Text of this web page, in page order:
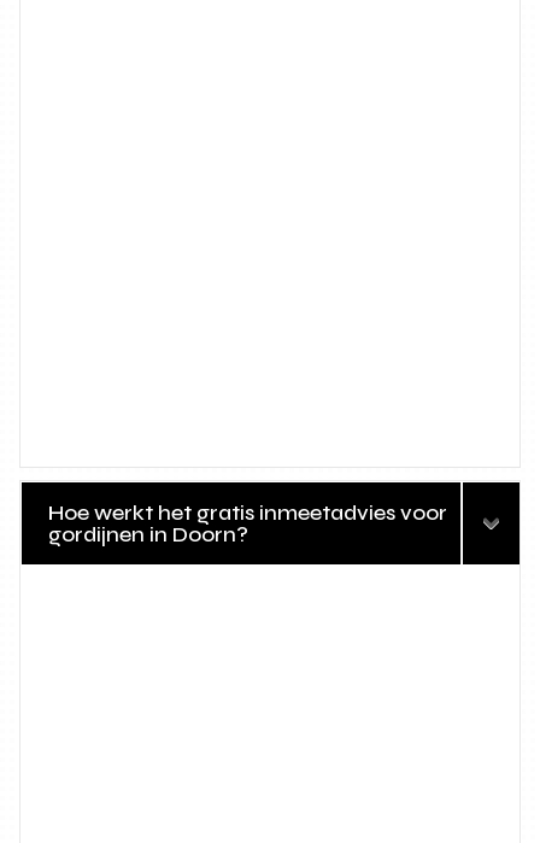
Hoe werkt het gratis inmeetadvies voor
gordijnen in Doorn?